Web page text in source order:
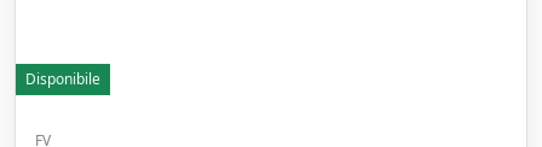
Disponibile
FV